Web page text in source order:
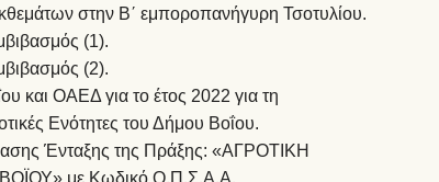
στην Β΄ εμποροπανήγυρη Τσοτυλίου.
(1).
(2).
και ΟΑΕΔ για το έτος 2022 για τη
Ενότητες του Δήμου Βοΐου.
Ένταξης της Πράξης: «ΑΓΡΟΤΙΚΗ